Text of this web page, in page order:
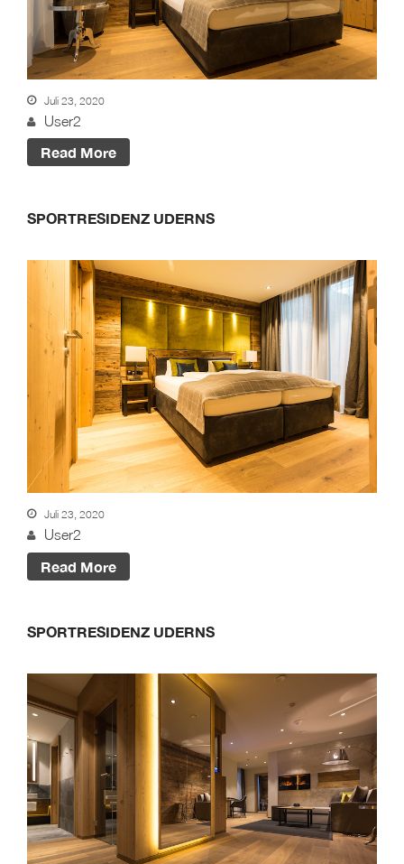
Juli 23, 2020
User2
Read More
SPORTRESIDENZ UDERNS
Juli 23, 2020
User2
Read More
SPORTRESIDENZ UDERNS